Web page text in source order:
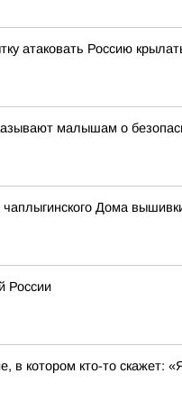
атаковать Россию
малышам о
Дома
России
в котором кто-то скажет: